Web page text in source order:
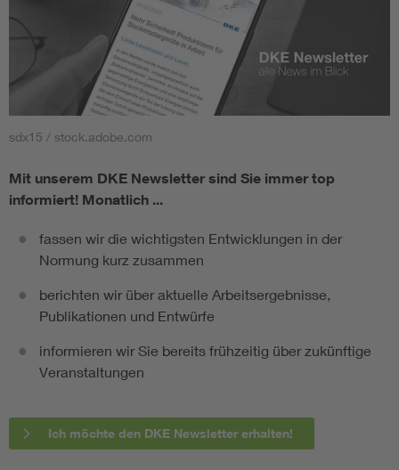
sdx15 / stock.adobe.com
Mit unserem DKE Newsletter sind Sie immer top
informiert! Monatlich ...
fassen wir die wichtigsten Entwicklungen in der
Normung kurz zusammen
berichten wir über aktuelle Arbeitsergebnisse,
Publikationen und Entwürfe
informieren wir Sie bereits frühzeitig über zukünftige
Veranstaltungen
Ich möchte den DKE Newsletter erhalten!